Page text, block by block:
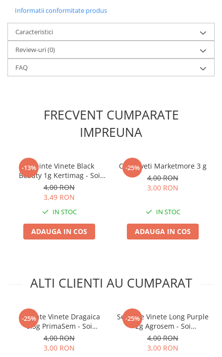
Informatii conformitate produs
Caracteristici
Review-uri(0)
FAQ
FRECVENT CUMPARATE
IMPREUNA
-13%
Seminte Vinete Black
Beauty 1g Kertimag - Soi
Clasic cu Fructe Mari si
Lucioase
4,00 RON
3,49 RON
IN STOC
ADAUGA IN COS
-25%
Castraveti Marketmore 3 g
4,00 RON
3,00 RON
IN STOC
ADAUGA IN COS
ALTI CLIENTI AU CUMPARAT
-25%
Seminte Vinete Dragaica
0.5g PrimaSem - Soi
Romanesc Traditional
Rezistent si Foarte Gustos
4,00 RON
3,00 RON
-25%
Seminte Vinete Long Purple
2g Agrosem - Soi
Semitimpuriu Fructe
Alungite
4,00 RON
3,00 RON